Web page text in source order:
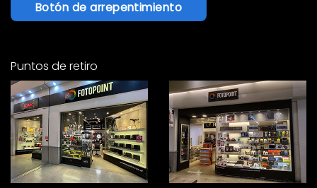
Botón de arrepentimiento
Puntos de retiro